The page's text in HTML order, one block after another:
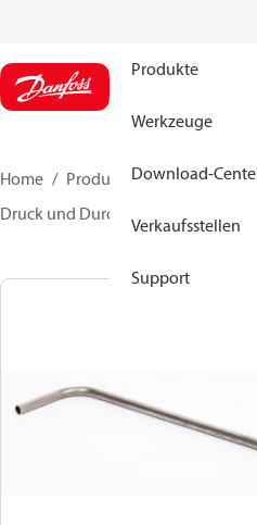
Produkte
Werkzeuge
Download-
Verkaufsstellen
Support
Home Produkte
Lösung für
Druck und Durchflussregler